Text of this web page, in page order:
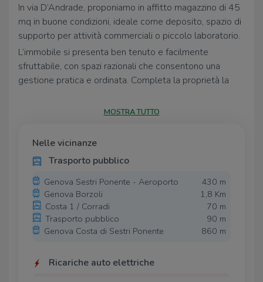
In via D’Andrade, proponiamo in affitto magazzino di 45
mq in buone condizioni, ideale come deposito, spazio di
supporto per attività commerciali o piccolo laboratorio.
L’immobile si presenta ben tenuto e facilmente
sfruttabile, con spazi razionali che consentono una
gestione pratica e ordinata. Completa la proprietà la
comfort e valore all’ambiente.
una soluzione versatile, adatta sia per uso personale sia
come opportunità di investimento.
Buone condizioni
Bagno interno
Via D’Andrade
Spazio funzionale e versatile
una zona comoda e ben collegata.
MOSTRA TUTTO
Nelle vicinanze
Trasporto pubblico
Genova Sestri Ponente - Aeroporto
430 m
Genova Borzoli
1,8 Km
Costa 1 / Corradi
70 m
Trasporto pubblico
90 m
Genova Costa di Sestri Ponente
860 m
Ricariche auto elettriche